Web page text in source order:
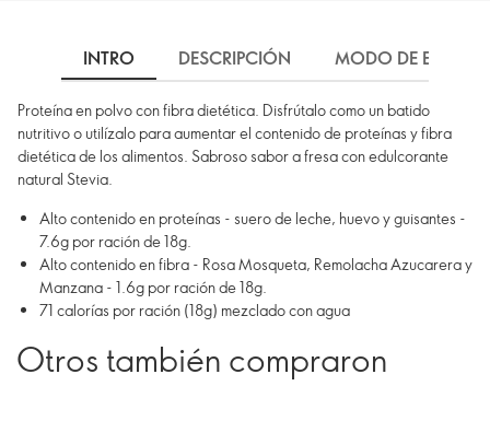
INTRO DESCRIPCIÓN MODO DE EMPLEO
Proteína en polvo con fibra dietética. Disfrútalo como un batido
nutritivo o utilízalo para aumentar el contenido de proteínas y fibra
dietética de los alimentos. Sabroso sabor a fresa con edulcorante
natural Stevia.
Alto contenido en proteínas - suero de leche, huevo y guisantes -
7.6g por ración de 18g.
Alto contenido en fibra - Rosa Mosqueta, Remolacha Azucarera y
Manzana - 1.6g por ración de 18g.
71 calorías por ración (18g) mezclado con agua
Otros también compraron